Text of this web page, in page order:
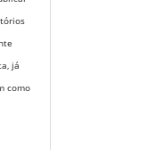
já
como